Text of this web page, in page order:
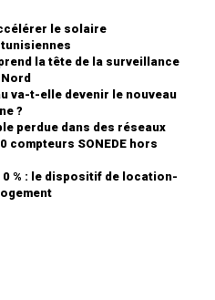
le solaire
la tête de la surveillance
va-t-elle devenir le nouveau
?
perdue dans des réseaux
compteurs SONEDE hors
% : le dispositif de location-